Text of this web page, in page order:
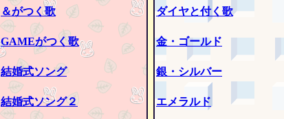
＆がつく歌
GAMEがつく歌
結婚式ソング
結婚式ソング２
ダイヤと付く歌
金・ゴールド
銀・シルバー
エメラルド